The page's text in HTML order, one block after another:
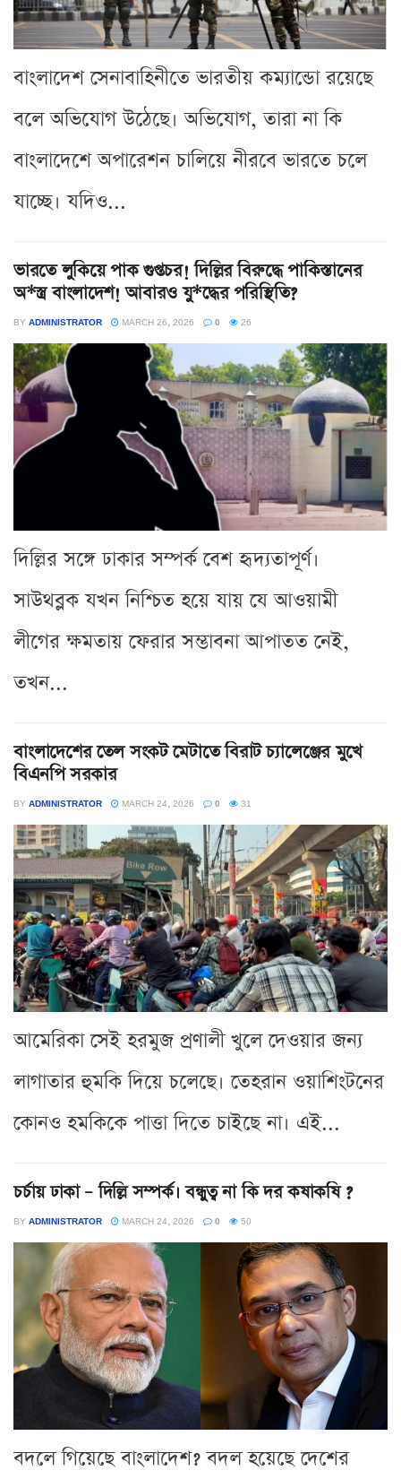
বাংলাদেশ সেনাবাহিনীতে ভারতীয় কম্যান্ডো রয়েছে
বলে অভিযোগ উঠেছে। অভিযোগ, তারা না কি
বাংলাদেশে অপারেশন চালিয়ে নীরবে ভারতে চলে
যাচ্ছে। যদিও...
ভারতে লুকিয়ে পাক গুপ্তচর! দিল্লির বিরুদ্ধে পাকিস্তানের
অ*স্ত্র বাংলাদেশ! আবারও যু*দ্ধের পরিস্থিতি?
BY ADMINISTRATOR MARCH 26, 2026 0 26
দিল্লির সঙ্গে ঢাকার সম্পর্ক বেশ হৃদ্যতাপূর্ণ।
সাউথব্লক যখন নিশ্চিত হয়ে যায় যে আওয়ামী
লীগের ক্ষমতায় ফেরার সম্ভাবনা আপাতত নেই,
তখন...
বাংলাদেশের তেল সংকট মেটাতে বিরাট চ্যালেঞ্জের মুখে
বিএনপি সরকার
BY ADMINISTRATOR MARCH 24, 2026 0 31
আমেরিকা সেই হরমুজ প্রণালী খুলে দেওয়ার জন্য
লাগাতার হুমকি দিয়ে চলেছে। তেহরান ওয়াশিংটনের
কোনও হমকিকে পাত্তা দিতে চাইছে না। এই...
চর্চায় ঢাকা – দিল্লি সম্পর্ক। বন্ধুত্ব না কি দর কষাকষি ?
BY ADMINISTRATOR MARCH 24, 2026 0 50
বদলে গিয়েছে বাংলাদেশ? বদল হয়েছে দেশের